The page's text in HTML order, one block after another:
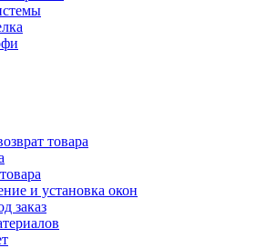
товара
и установка окон
заказ